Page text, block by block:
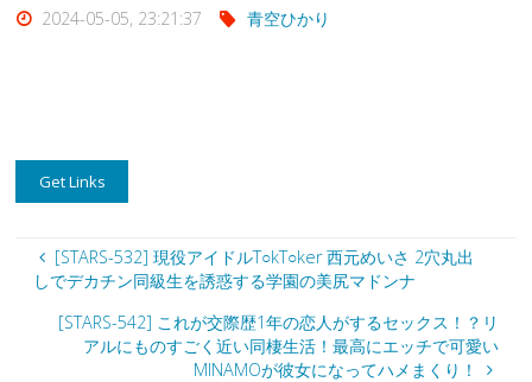
2024-05-05, 23:21:37 青空ひかり
[STARS-532] 現役アイドルT○kT○ker 西元めいさ 2穴丸出
しでデカチン同級生を誘惑する学園の美尻マドンナ
[STARS-542] これが交際歴1年の恋人がするセックス！？リ
アルにものすごく近い同棲生活！最高にエッチで可愛い
MINAMOが彼女になってハメまくり！